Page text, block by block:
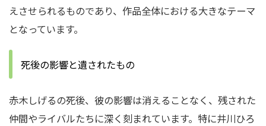
えさせられるものであり、作品全体における大きなテーマ
となっています。
死後の影響と遺されたもの
赤木しげるの死後、彼の影響は消えることなく、残された
仲間やライバルたちに深く刻まれています。特に井川ひろ